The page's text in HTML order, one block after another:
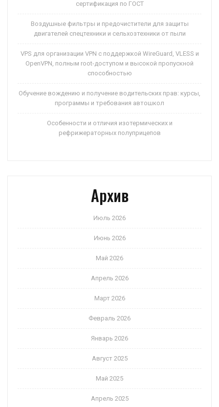
сертификация по ГОСТ
Воздушные фильтры и предочистители для защиты
двигателей спецтехники и сельхозтехники от пыли
VPS для организации VPN с поддержкой WireGuard, VLESS и
OpenVPN, полным root-доступом и высокой пропускной
способностью
Обучение вождению и получение водительских прав: курсы,
программы и требования автошкол
Особенности и отличия изотермических и
рефрижераторных полуприцепов
Архив
Июль 2026
Июнь 2026
Май 2026
Апрель 2026
Март 2026
Февраль 2026
Январь 2026
Август 2025
Май 2025
Апрель 2025